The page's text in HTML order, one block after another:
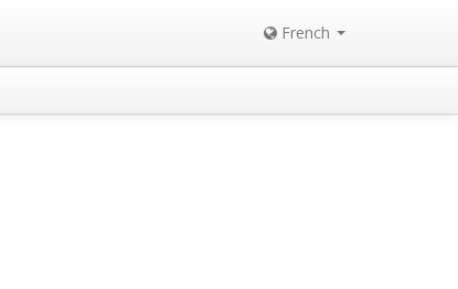
French